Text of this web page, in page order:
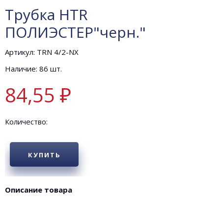
Трубка HTR
ПОЛИЭСТЕР"черн."
Артикул: TRN 4/2-NX
Наличие: 86 шт.
84,55 ₽
Количество:
КУПИТЬ
Описание товара